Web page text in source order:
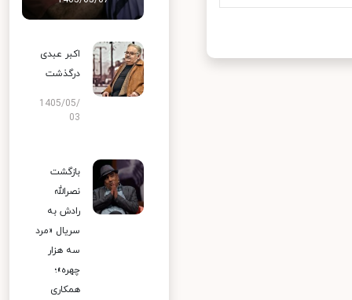
اکبر عبدی
درگذشت
1405/05/
03
بازگشت
نصرالله
رادش به
سریال «مرد
سه هزار
چهره»؛
همکاری